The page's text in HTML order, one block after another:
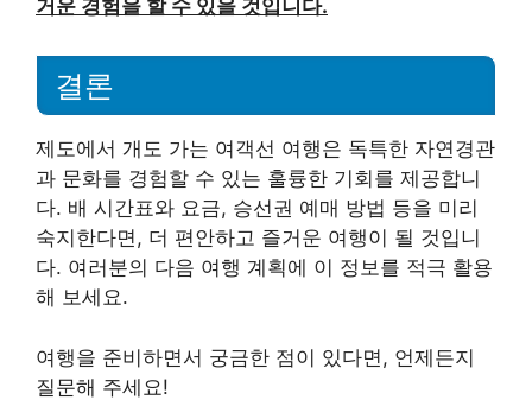
거운 경험을 할 수 있을 것입니다.
결론
제도에서 개도 가는 여객선 여행은 독특한 자연경관
과 문화를 경험할 수 있는 훌륭한 기회를 제공합니
다. 배 시간표와 요금, 승선권 예매 방법 등을 미리
숙지한다면, 더 편안하고 즐거운 여행이 될 것입니
다. 여러분의 다음 여행 계획에 이 정보를 적극 활용
해 보세요.
여행을 준비하면서 궁금한 점이 있다면, 언제든지
질문해 주세요!